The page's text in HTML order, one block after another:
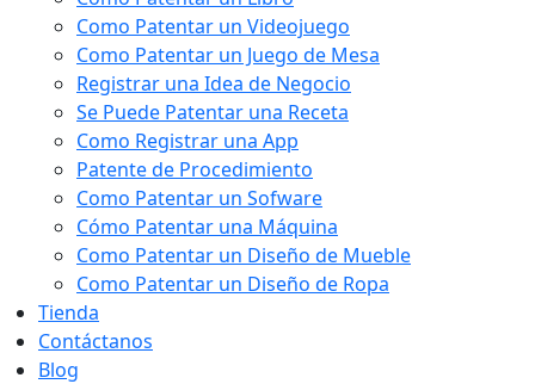
Como Patentar un Videojuego
Como Patentar un Juego de Mesa
Registrar una Idea de Negocio
Se Puede Patentar una Receta
Como Registrar una App
Patente de Procedimiento
Como Patentar un Sofware
Cómo Patentar una Máquina
Como Patentar un Diseño de Mueble
Como Patentar un Diseño de Ropa
Tienda
Contáctanos
Blog